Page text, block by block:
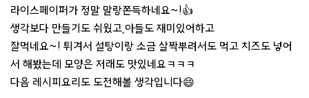
라이스페이퍼가 정말 말랑쫀득하네요~!👍
생각보다 만들기도 쉬웠고,아들도 재미있어하고
잘먹네요~! 튀겨서 설탕이랑 소금 살짝뿌려서도 먹고 치즈도 넣어
서 해봤는데 모양은 저래도 맛있네요ㅋㅋㅋ
다음 레시피요리도 도전해볼 생각입니다😄